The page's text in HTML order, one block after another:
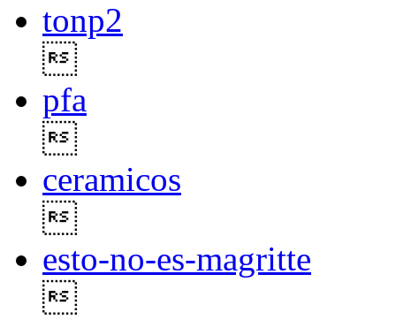
tonp2
pfa
ceramicos
esto-no-es-magritte